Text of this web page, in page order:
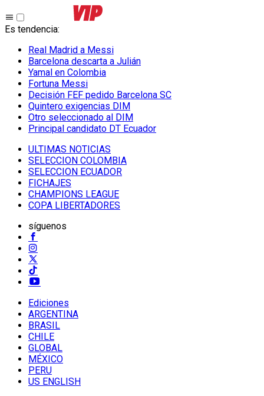
Es tendencia:
Real Madrid a Messi
Barcelona descarta a Julián
Yamal en Colombia
Fortuna Messi
Decisión FEF pedido Barcelona SC
Quintero exigencias DIM
Otro seleccionado al DIM
Principal candidato DT Ecuador
ULTIMAS NOTICIAS
SELECCION COLOMBIA
SELECCION ECUADOR
FICHAJES
CHAMPIONS LEAGUE
COPA LIBERTADORES
síguenos
Ediciones
ARGENTINA
BRASIL
CHILE
GLOBAL
MÉXICO
PERU
US ENGLISH